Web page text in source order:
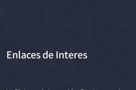
Enlaces de Interes